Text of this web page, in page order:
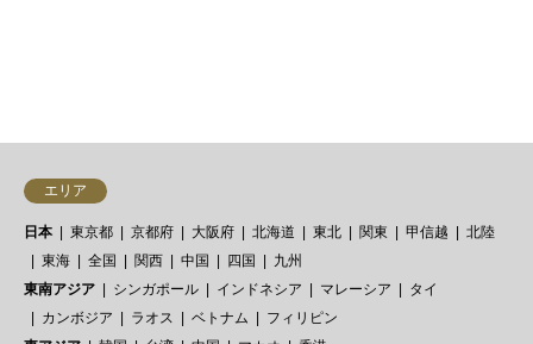
エリア
日本 東京都 京都府 大阪府 北海道 東北 関東 甲信越
北陸
東海
全国 関西 中国 四国
九州
東南アジア
シンガポール インドネシア マレーシア
タイ
カンボジア
ラオス ベトナム
フィリピン